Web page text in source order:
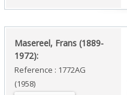
‎Masereel, Frans (1889-
1972):‎
Reference : 1772AG
(1958)